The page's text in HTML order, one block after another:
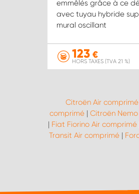
emmêlés grâce à ce
avec tuyau hybride
mural oscillant
123 €
HORS TAXES (TVA 21 %)
Citroën Air comprimé
comprimé| Citroën
| Fiat Fiorino Air comprimé
Transit Air comprimé |